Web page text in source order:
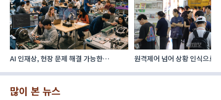
AI 인재상, 현장 문제 해결 가능한
원격제어 넘어 상황 인식으로,
많이 본 뉴스